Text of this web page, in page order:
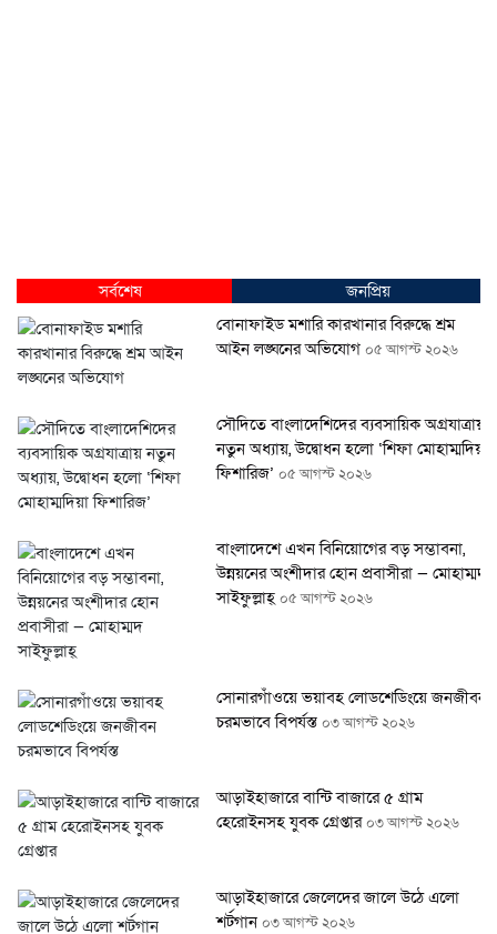
সর্বশেষ
জনপ্রিয়
বোনাফাইড মশারি কারখানার বিরুদ্ধে শ্রম
আইন লঙ্ঘনের অভিযোগ০৫ আগস্ট ২০২৬
সৌদিতে বাংলাদেশিদের ব্যবসায়িক অগ্রযাত্রায়
নতুন অধ্যায়, উদ্বোধন হলো ‘শিফা মোহাম্মদিয়া
ফিশারিজ’০৫ আগস্ট ২০২৬
বাংলাদেশে এখন বিনিয়োগের বড় সম্ভাবনা,
উন্নয়নের অংশীদার হোন প্রবাসীরা — মোহাম্মদ
সাইফুল্লাহ্০৫ আগস্ট ২০২৬
সোনারগাঁওয়ে ভয়াবহ লোডশেডিংয়ে জনজীবন
চরমভাবে বিপর্যস্ত০৩ আগস্ট ২০২৬
আড়াইহাজারে বান্টি বাজারে ৫ গ্রাম
হেরোইনসহ যুবক গ্রেপ্তার০৩ আগস্ট ২০২৬
আড়াইহাজারে জেলেদের জালে উঠে এলো
শর্টগান০৩ আগস্ট ২০২৬